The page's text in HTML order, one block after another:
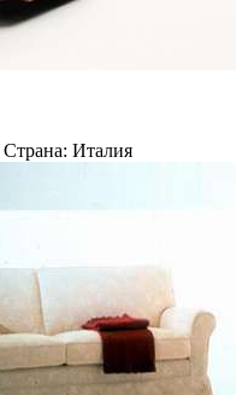
Страна: Италия